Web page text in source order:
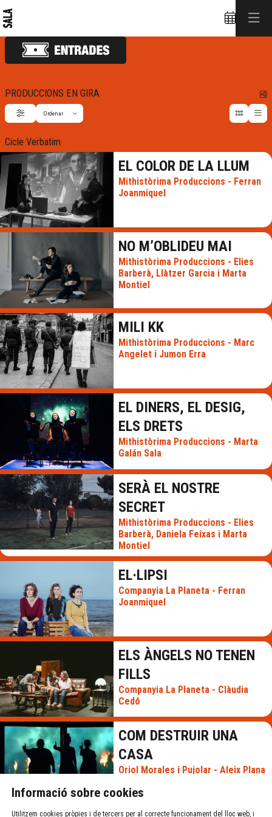
PRODUCCIONS EN GIRA
Filtrar Ordenar
Cicle Verbatim
EL COLOR DE LA LLUM
Mithistòrima Produccions - Ferran
Joanmiquel
NO M’OBLIDEU MAI
Mithistòrima Produccions - Elies
Barberà, Llàtzer Garcia i Marta
Montiel
MILI KK
Mithistòrima Produccions - Marc
Angelet i Jumon Erra
EL DINERS, EL DESIG,
ELS DRETS
Mithistòrima Produccions - Marta
Galán Sala
SERÀ EL NOSTRE
SECRET
Mithistòrima Produccions - Elies
Barberà, Daniela Feixas i Marta
Montiel
EL·LIPSI
Companyia La Planeta - Ferran
Joanmiquel
ELS ÀNGELS NO TENEN
FILLS
Companyia La Planeta - Clàudia
Cedó
COM DESTRUIR UNA
CASA
Oriol Morales i Pujolar - Aleix Plana
Informació sobre cookies
Utilitzem cookies pròpies i de tercers per al correcte funcionament del lloc web, i